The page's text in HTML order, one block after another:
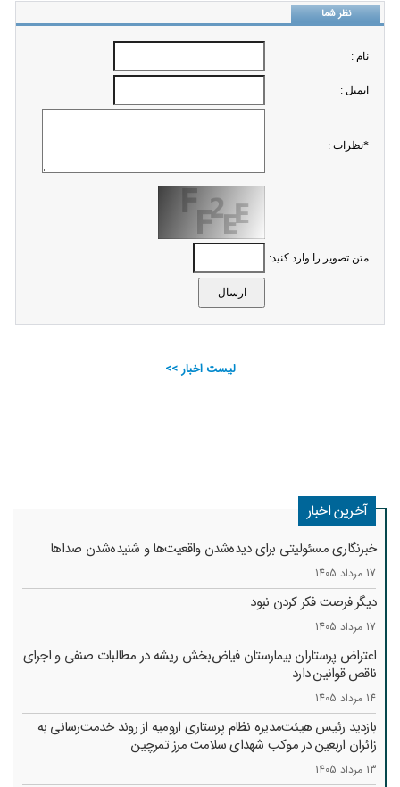
نظر شما
نام :
ايميل :
*نظرات :
متن تصویر را وارد کنید:
لیست اخبار >>
آخرین اخبار
خبرنگاری مسئولیتی برای دیده‌شدن واقعیت‌ها و شنیده‌شدن صداها
17 مرداد 1405
دیگر فرصت فکر کردن نبود
17 مرداد 1405
اعتراض پرستاران بیمارستان فیاض‌بخش ریشه در مطالبات صنفی و اجرای
ناقص قوانین دارد
14 مرداد 1405
بازدید رئیس هیئت‌مدیره نظام پرستاری ارومیه از روند خدمت‌رسانی به
زائران اربعین در موکب شهدای سلامت مرز تمرچین
13 مرداد 1405